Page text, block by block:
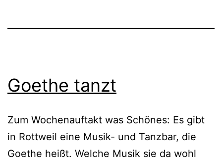
Goethe tanzt
Zum Wochenauftakt was Schönes: Es gibt
in Rottweil eine Musik- und Tanzbar, die
Goethe heißt. Welche Musik sie da wohl